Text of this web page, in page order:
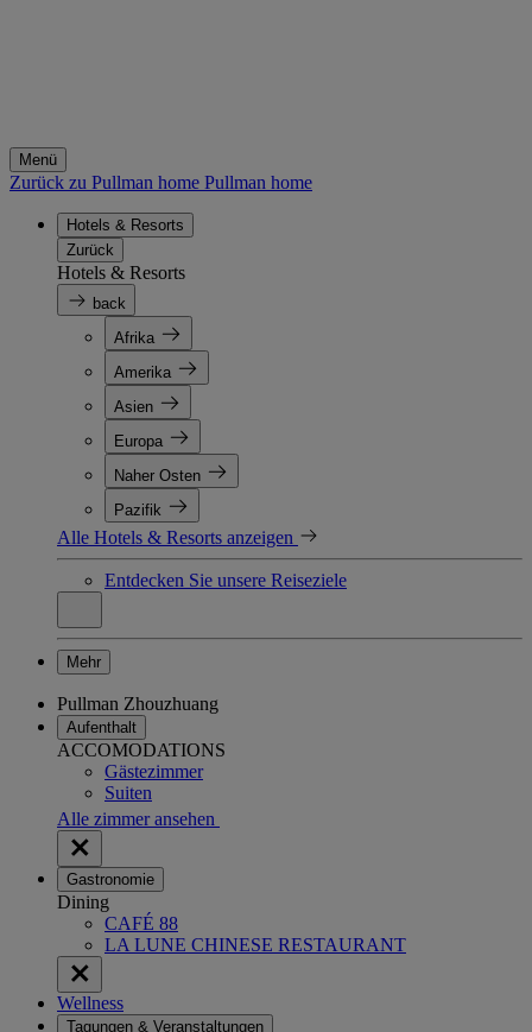
Menü
Zurück zu Pullman home Pullman home
Hotels & Resorts
Zurück
Hotels & Resorts
back
Afrika
Amerika
Asien
Europa
Naher Osten
Pazifik
Alle Hotels & Resorts anzeigen
Entdecken Sie unsere Reiseziele
Mehr
Pullman Zhouzhuang
Aufenthalt
ACCOMODATIONS
Gästezimmer
Suiten
Alle zimmer ansehen
Gastronomie
Dining
CAFÉ 88
LA LUNE CHINESE RESTAURANT
Wellness
Tagungen & Veranstaltungen